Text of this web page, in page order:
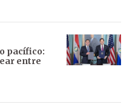
pacífico:
entre